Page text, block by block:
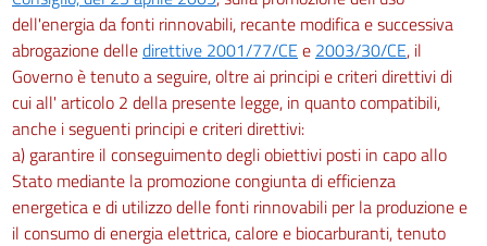
dell'energia da fonti rinnovabili, recante modifica e successiva
abrogazione delledirettive 2001/77/CE e 2003/30/CE, il
Governo è tenuto a seguire, oltre ai principi e criteri direttivi di
cui all' articolo 2 della presente legge, in quanto compatibili,
anche i seguenti principi e criteri direttivi:
a) garantire il conseguimento degli obiettivi posti in capo allo
Stato mediante la promozione congiunta di efficienza
energetica e di utilizzo delle fonti rinnovabili per la produzione e
il consumo di energia elettrica, calore e biocarburanti, tenuto